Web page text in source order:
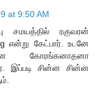
at 9:50 AM
சமயத்தில் ரகுவரன்
என்று கேட்பார். உடனே
கோரங்கனாதனா
இப்படி சின்ன சின்ன